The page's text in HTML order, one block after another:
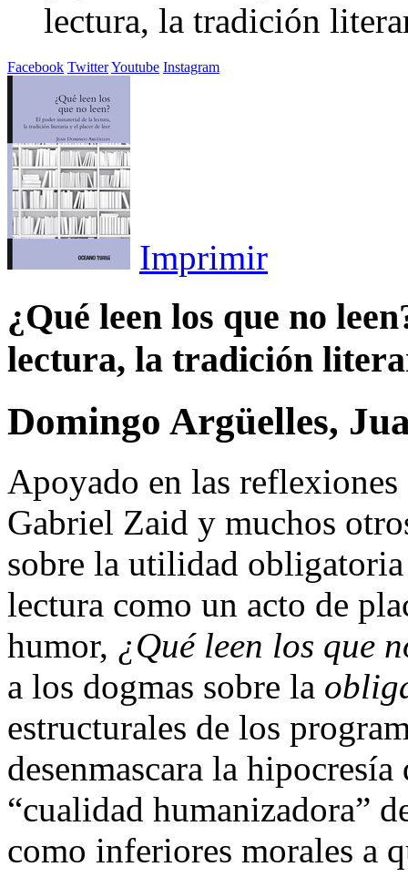
lectura, la tradición
Facebook TwitterYoutube Instagram
Imprimir
¿Qué leen los que no
lectura, la tradición
Domingo Argüelles,
Apoyado en las
Gabriel Zaid y muchos
sobre la utilidad
lectura como un acto de
humor, ¿Qué leen los que
a los dogmas sobre la
estructurales de los
desenmascara la
“cualidad humanizadora”
como inferiores morales a